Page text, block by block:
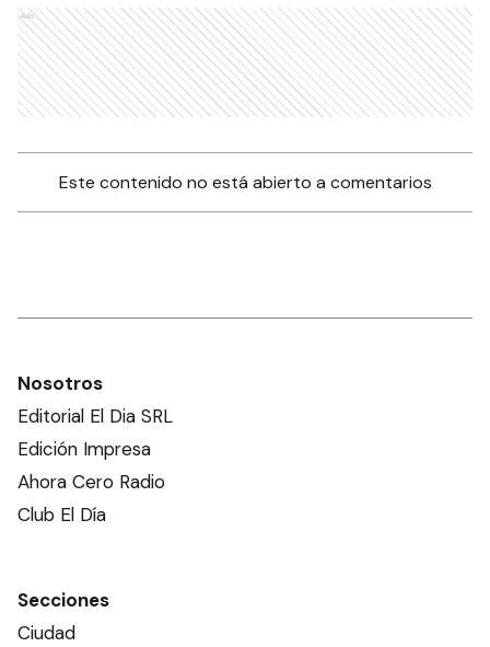
Ads
Este contenido no está abierto a comentarios
Nosotros
Editorial El Dia SRL
Edición Impresa
Ahora Cero Radio
Club El Día
Secciones
Ciudad